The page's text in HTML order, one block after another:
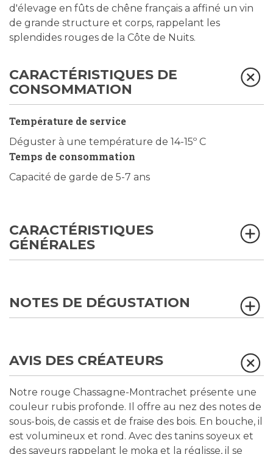
d'élevage en fûts de chêne français a affiné un vin
de grande structure et corps, rappelant les
splendides rouges de la Côte de Nuits.
CARACTÉRISTIQUES DE
CONSOMMATION
Température de service
Déguster à une température de 14-15º C
Temps de consommation
Capacité de garde de 5-7 ans
CARACTÉRISTIQUES
GÉNÉRALES
NOTES DE DÉGUSTATION
AVIS DES CRÉATEURS
Notre rouge Chassagne-Montrachet présente une
couleur rubis profonde. Il offre au nez des notes de
sous-bois, de cassis et de fraise des bois. En bouche, il
est volumineux et rond. Avec des tanins soyeux et
des saveurs rappelant le moka et la réglisse, il se